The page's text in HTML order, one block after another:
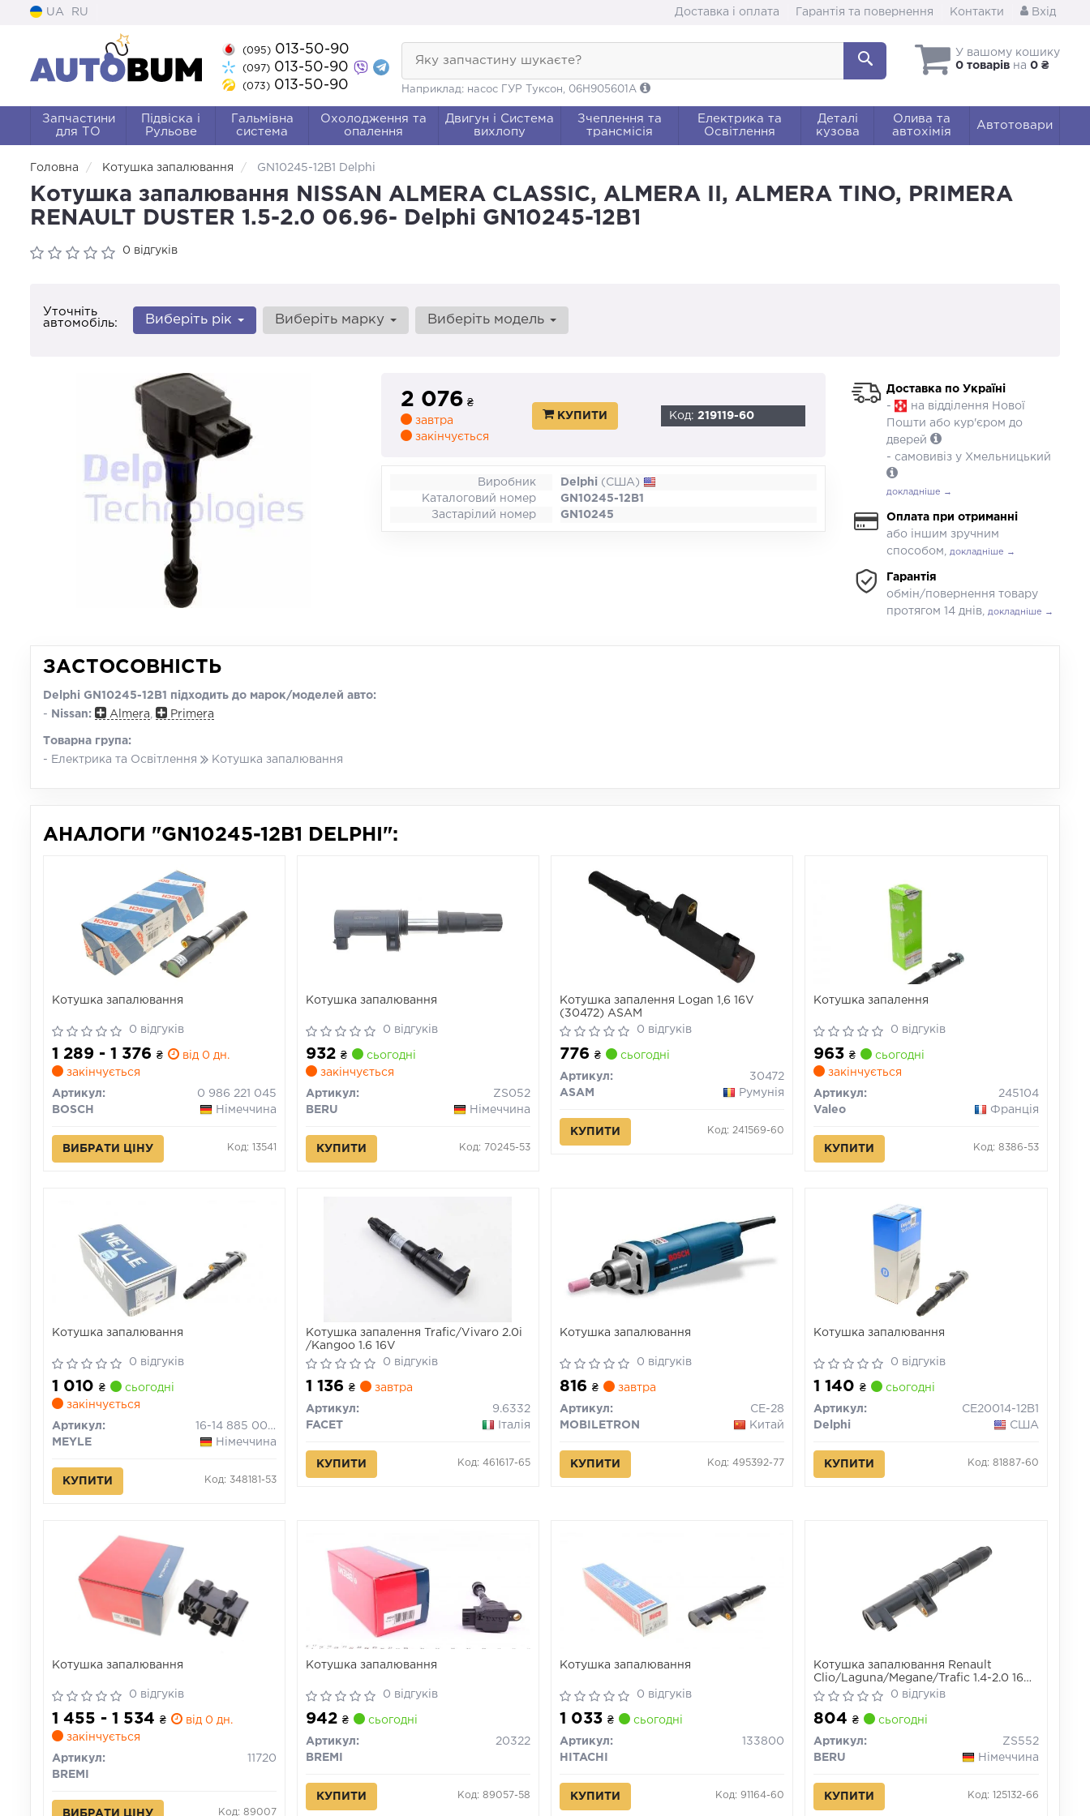
UA RU Доставка і оплата Гарантія та повернення Контакти Вхід
(095)013-50-90
(097)013-50-90
(073)013-50-90
У вашому кошику
0 товарів на 0 ₴
Яку запчастину шукаєте?
Наприклад: насос ГУР Туксон, 06H905601A
Запчастини
для ТО
Підвіска і
Рульове
Гальмівна
система
Охолодження та
опалення
Двигун і Система
вихлопу
Зчеплення та
трансмісія
Електрика та
Освітлення
Деталі
кузова
Олива та
автохімія
Автотовари
Головна Котушка запалювання GN10245-12B1 Delphi
Котушка запалювання NISSAN ALMERA CLASSIC, ALMERA II, ALMERA TINO, PRIMERA
RENAULT DUSTER 1.5-2.0 06.96- Delphi GN10245-12B1
0 відгуків
Уточніть
автомобіль:
Виберіть рік Виберіть марку Виберіть модель
2 076 ₴
завтра
закінчується
КУПИТИ Код:219119-60
Виробник Delphi (США)
Каталоговий номер
GN10245-12B1
Застарілий номер
GN10245
Доставка по Україні
-
на відділення Нової
Пошти або кур'єром до
дверей
- самовивіз у Хмельницький
докладніше →
Оплата при отриманні
або іншим зручним
способом, докладніше →
Гарантія
обмін/повернення товару
протягом 14 днів, докладніше →
ЗАСТОСОВНІСТЬ
Delphi GN10245-12B1 підходить до марок/моделей авто:
-
Nissan: Almera Primera
Товарна група:
- Електрика та Освітлення
Котушка запалювання
АНАЛОГИ "GN10245-12B1 DELPHI":
Котушка запалювання
0 відгуків
1 289 - 1 376 ₴
від 0 дн.
закінчується
Артикул:
0 986 221 045
BOSCH
Німеччина
ВИБРАТИ ЦІНУ Код: 13541
Котушка запалювання
0 відгуків
932 ₴
сьогодні
закінчується
Артикул:
ZS052
BERU
Німеччина
КУПИТИ Код: 70245-53
Котушка запалення Logan 1,6 16V
(30472) ASAM
0 відгуків
776 ₴ сьогодні
Артикул:
30472
ASAM
Румунія
КУПИТИ Код: 241569-60
Котушка запалення
0 відгуків
963₴
сьогодні
закінчується
Артикул:
245104
Valeo
Франція
КУПИТИ Код: 8386-53
Котушка запалювання
0 відгуків
1 010 ₴
сьогодні
закінчується
Артикул:
16-14 885 0002
MEYLE
Німеччина
КУПИТИ Код: 348181-53
Котушка запалення Trafic/Vivaro 2.0i
/Kangoo 1.6 16V
0 відгуків
1 136 ₴ завтра
Артикул:
9.6332
FACET
Італія
КУПИТИ Код: 461617-65
Котушка запалювання
0 відгуків
816 ₴ завтра
Артикул:
CE-28
MOBILETRON
Китай
КУПИТИ Код: 495392-77
Котушка запалювання
0 відгуків
1 140₴ сьогодні
Артикул:
CE20014-12B1
Delphi
США
КУПИТИ Код: 81887-60
Котушка запалювання
0 відгуків
1 455 - 1 534 ₴
від 0 дн.
закінчується
Артикул:
11720
BREMI
ВИБРАТИ ЦІНУ Код: 89007
Котушка запалювання
0 відгуків
942 ₴ сьогодні
Артикул:
20322
BREMI
КУПИТИ Код: 89057-58
Котушка запалювання
0 відгуків
1 033 ₴ сьогодні
Артикул:
133800
HITACHI
КУПИТИ Код: 91164-60
Котушка запалювання Renault
Clio/Laguna/Megane/Trafic 1.4-2.0 16V
99-
0 відгуків
804₴ сьогодні
Артикул:
ZS552
BERU
Німеччина
КУПИТИ Код: 125132-66